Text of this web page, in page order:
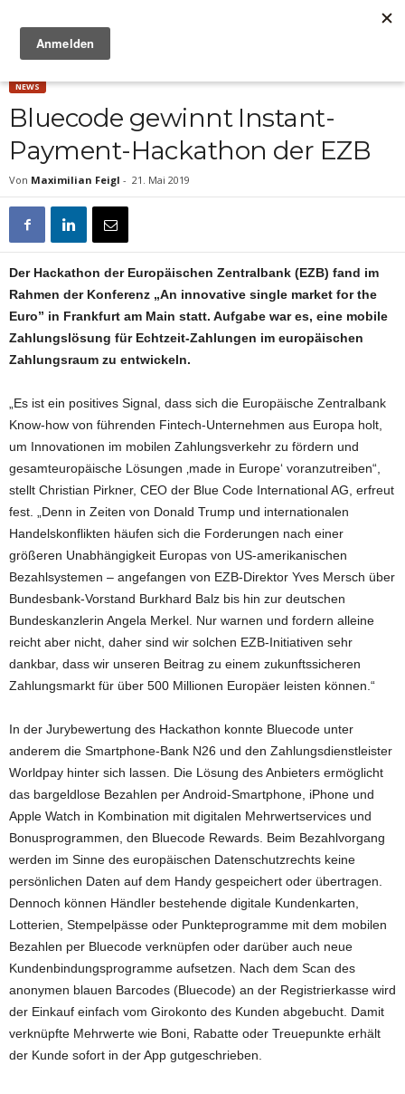
NEWS
Bluecode gewinnt Instant-
Payment-Hackathon der EZB
Von Maximilian Feigl - 21. Mai 2019
Der Hackathon der Europäischen Zentralbank (EZB) fand im
Rahmen der Konferenz „An innovative single market for the
Euro” in Frankfurt am Main statt. Aufgabe war es, eine mobile
Zahlungslösung für Echtzeit-Zahlungen im europäischen
Zahlungsraum zu entwickeln.
„Es ist ein positives Signal, dass sich die Europäische Zentralbank
Know-how von führenden Fintech-Unternehmen aus Europa holt,
um Innovationen im mobilen Zahlungsverkehr zu fördern und
gesamteuropäische Lösungen ‚made in Europe‘ voranzutreiben“,
stellt Christian Pirkner, CEO der Blue Code International AG, erfreut
fest. „Denn in Zeiten von Donald Trump und internationalen
Handelskonflikten häufen sich die Forderungen nach einer
größeren Unabhängigkeit Europas von US-amerikanischen
Bezahlsystemen – angefangen von EZB-Direktor Yves Mersch über
Bundesbank-Vorstand Burkhard Balz bis hin zur deutschen
Bundeskanzlerin Angela Merkel. Nur warnen und fordern alleine
reicht aber nicht, daher sind wir solchen EZB-Initiativen sehr
dankbar, dass wir unseren Beitrag zu einem zukunftssicheren
Zahlungsmarkt für über 500 Millionen Europäer leisten können.“
In der Jurybewertung des Hackathon konnte Bluecode unter
anderem die Smartphone-Bank N26 und den Zahlungsdienstleister
Worldpay hinter sich lassen. Die Lösung des Anbieters ermöglicht
das bargeldlose Bezahlen per Android-Smartphone, iPhone und
Apple Watch in Kombination mit digitalen Mehrwertservices und
Bonusprogrammen, den Bluecode Rewards. Beim Bezahlvorgang
werden im Sinne des europäischen Datenschutzrechts keine
persönlichen Daten auf dem Handy gespeichert oder übertragen.
Dennoch können Händler bestehende digitale Kundenkarten,
Lotterien, Stempelpässe oder Punkteprogramme mit dem mobilen
Bezahlen per Bluecode verknüpfen oder darüber auch neue
Kundenbindungsprogramme aufsetzen. Nach dem Scan des
anonymen blauen Barcodes (Bluecode) an der Registrierkasse wird
der Einkauf einfach vom Girokonto des Kunden abgebucht. Damit
verknüpfte Mehrwerte wie Boni, Rabatte oder Treuepunkte erhält
der Kunde sofort in der App gutgeschrieben.